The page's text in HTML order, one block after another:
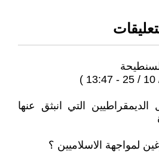
التي انبثق عنها
لمواجهة الاسلاميين ؟